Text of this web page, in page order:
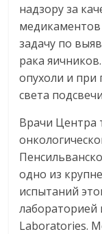
надзору за
медикаментов
задачу по
рака
опухоли и при
света
Врачи Центра
одно из
испытаний
Laboratories.